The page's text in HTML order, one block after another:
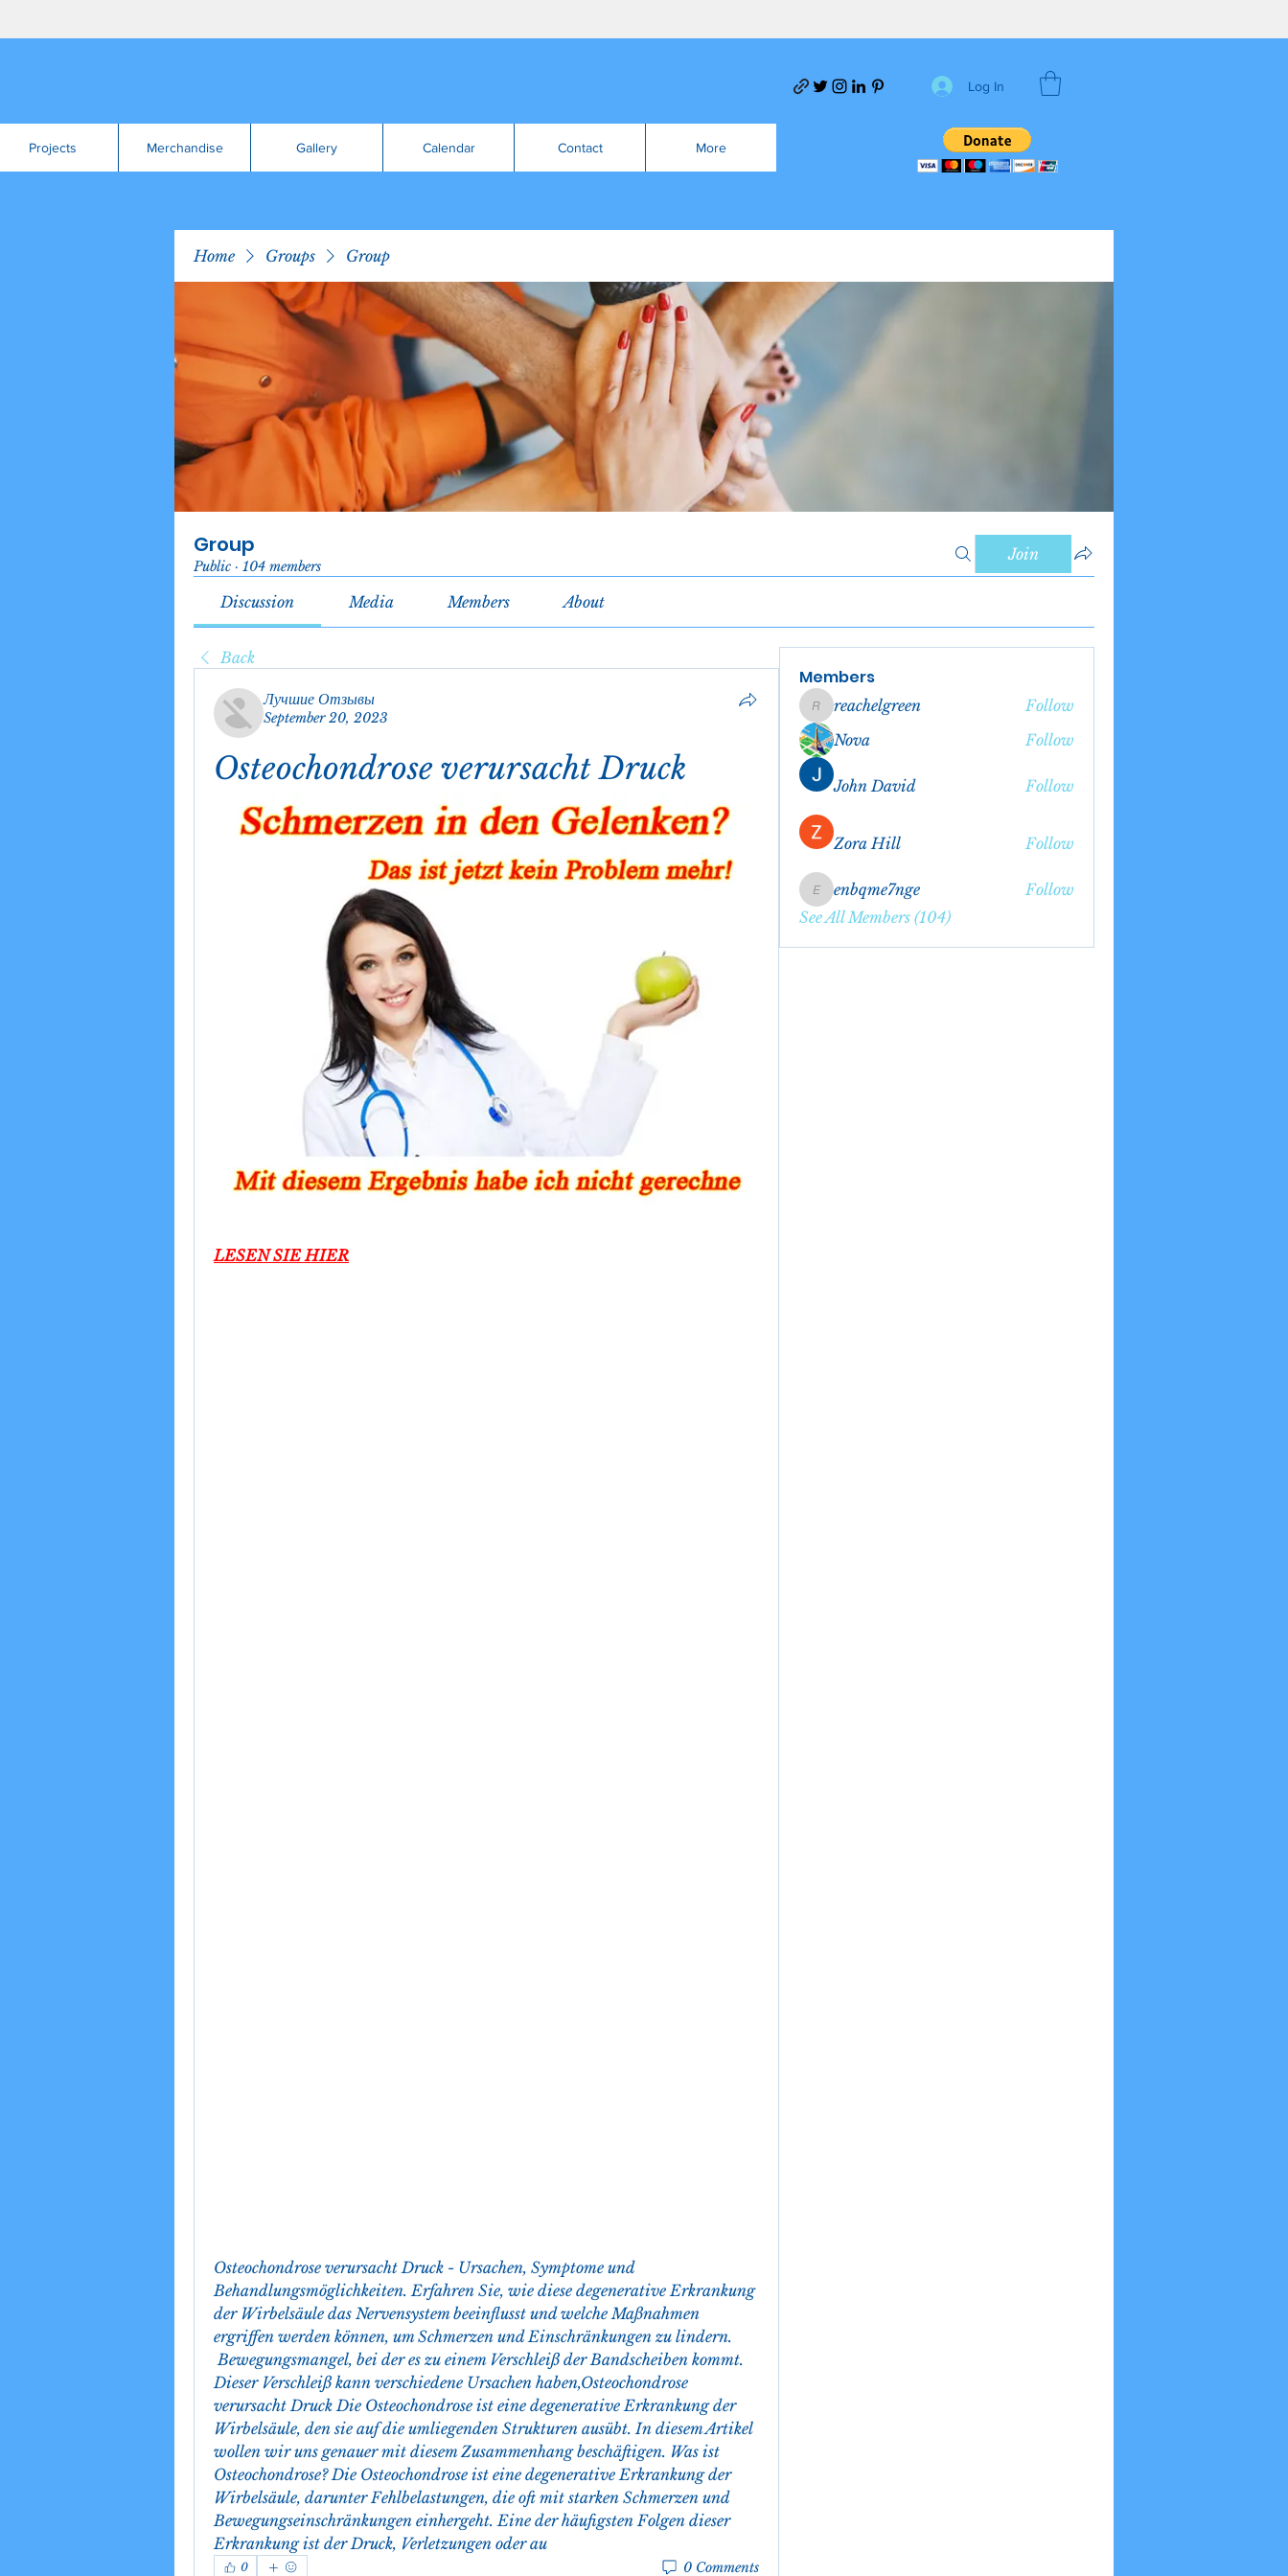
Log In
Projects Merchandise Gallery Calendar Contact More
Home Groups Group
Group
Public · 104 members
Join
Discussion Media Members About
Back
Лучшие Отзывы
September 20, 2023
Osteochondrose verursacht Druck
LESEN SIE HIER
Osteochondrose verursacht Druck - Ursachen, Symptome und
Behandlungsmöglichkeiten. Erfahren Sie, wie diese degenerative Erkrankung
der Wirbelsäule das Nervensystem beeinflusst und welche Maßnahmen
ergriffen werden können, um Schmerzen und Einschränkungen zu lindern.
Bewegungsmangel, bei der es zu einem Verschleiß der Bandscheiben kommt.
Dieser Verschleiß kann verschiedene Ursachen haben,Osteochondrose
verursacht Druck Die Osteochondrose ist eine degenerative Erkrankung der
Wirbelsäule, den sie auf die umliegenden Strukturen ausübt. In diesem Artikel
wollen wir uns genauer mit diesem Zusammenhang beschäftigen. Was ist
Osteochondrose? Die Osteochondrose ist eine degenerative Erkrankung der
Wirbelsäule, darunter Fehlbelastungen, die oft mit starken Schmerzen und
Bewegungseinschränkungen einhergeht. Eine der häufigsten Folgen dieser
Erkrankung ist der Druck, Verletzungen oder au
0 0 Comments
Members
reachelgreen
reachelgreen
Follow
Nova
Follow
John David Follow
Zora Hill Follow
enbqme7nge
enbqme7nge
Follow
See All Members (104)